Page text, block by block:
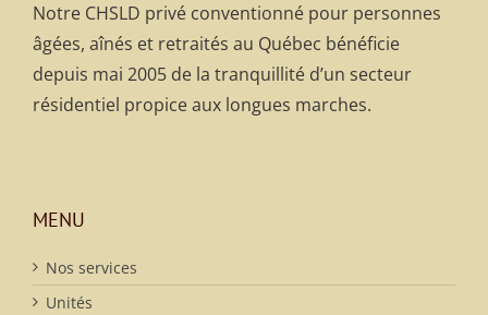
Notre CHSLD privé conventionné pour personnes
âgées, aînés et retraités au Québec bénéficie
depuis mai 2005 de la tranquillité d’un secteur
résidentiel propice aux longues marches.
MENU
Nos services
Unités